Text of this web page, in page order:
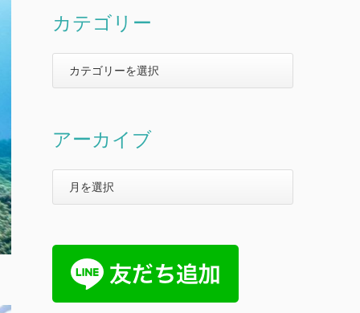
カテゴリー
アーカイブ